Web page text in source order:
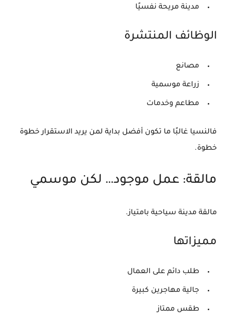
مدينة مريحة نفسيًا
الوظائف المنتشرة
مصانع
زراعة موسمية
مطاعم وخدمات
فالنسيا غالبًا ما تكون أفضل بداية لمن يريد الاستقرار خطوة
خطوة.
مالقة: عمل موجود… لكن موسمي
مالقة مدينة سياحية بامتياز.
مميزاتها
طلب دائم على العمال
جالية مهاجرين كبيرة
طقس ممتاز